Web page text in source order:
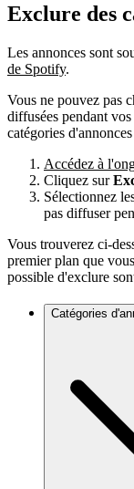
Exclure des
Les annonces sont
de Spotify.
Vous ne pouvez pas
diffusées pendant
catégories d'annonces
Accédez à
Cliquez sur
Sélectionnez
pas diffuser
Vous trouverez ci-
premier plan que
possible d'exclure
Catégories